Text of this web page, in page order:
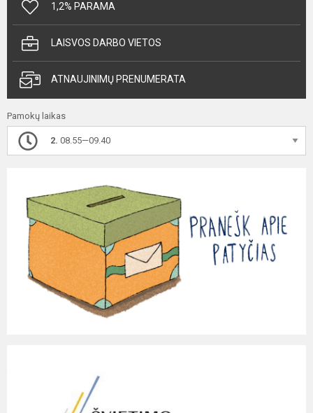
1,2% PARAMA
LAISVOS DARBO VIETOS
ATNAUJINIMŲ PRENUMERATA
Pamokų laikas
2. 08.55—09.40